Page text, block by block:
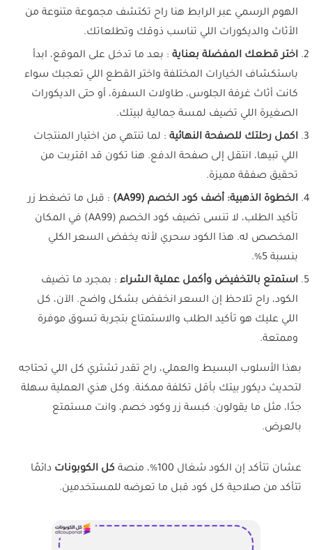
الهوم الرسمي عبر الرابط هنا راح تكتشف مجموعة متنوعة من
الأثاث والديكورات اللي تناسب ذوقك وتطلعاتك.
اختر قطعك المفضلة بعناية : بعد ما تدخل على الموقع، ابدأ
باستكشاف الخيارات المختلفة واختر القطع اللي تعجبك سواء
كانت أثاث غرفة الجلوس، طاولات السفرة، أو حتى الديكورات
الصغيرة اللي تضيف لمسة جمالية لبيتك.
اكمل رحلتك للصفحة النهائية : لما تنتهي من اختيار المنتجات
اللي تبيها، انتقل إلى صفحة الدفع. هنا تكون قد اقتربت من
تحقيق صفقة مميزة.
الخطوة الذهبية: أضف كود الخصم (AA99)
: قبل ما تضغط زر
تأكيد الطلب، لا تنسى تضيف كود الخصم (AA99) في المكان
المخصص له. هذا الكود سحري لأنه يخفض السعر الكلي
بنسبة 5%.
استمتع بالتخفيض وأكمل عملية الشراء : بمجرد ما تضيف
الكود، راح تلاحظ إن السعر انخفض بشكل واضح. الآن، كل
اللي عليك هو تأكيد الطلب والاستمتاع بتجربة تسوق موفرة
وممتعة.
بهذا الأسلوب البسيط والعملي، راح تقدر تشتري كل اللي تحتاجه
لتحديث ديكور بيتك بأقل تكلفة ممكنة. وكل هذي العملية سهلة
جدًا، مثل ما يقولون: كبسة زر وكود خصم، وانت مستمتع
بالعرض.
عشان تتأكد إن الكود شغال 100%، منصة كل الكوبونات دائمًا
تتأكد من صلاحية كل كود قبل ما تعرضه للمستخدمين.